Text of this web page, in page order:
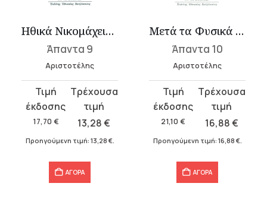
Ηθικά Νικομάχεια 3 (Θ-Κ)
Άπαντα 9
Αριστοτέλης
17,70 €
Original
price
was:
17,70 €.
13,28€
τρέχουσα
τιμή
είναι:
Προηγούμενη τιμή: 13,28 €.
ΑΓΟΡΑ
Μετά τα Φυσικά 1 (Α-Δ)
Άπαντα 10
Αριστοτέλης
21,10 €
Original
price
was:
21,10 €.
16,88€
τρέχουσα
τιμή
είναι:
Προηγούμενη τιμή: 16,88 €.
ΑΓΟΡΑ